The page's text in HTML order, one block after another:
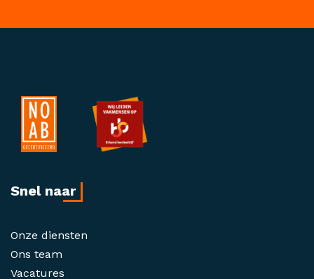
Snel naar
Onze diensten
Ons team
Vacatures